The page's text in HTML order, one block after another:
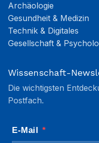
Archäologie
Gesundheit & Medizin
Technik & Digitales
Gesellschaft &
Wissenschaft-
Die wichtigsten
Postfach.